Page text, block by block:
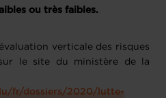
ou très faibles.
verticale des risques
le site du ministère de la
fr/dossiers/2020/lutte-